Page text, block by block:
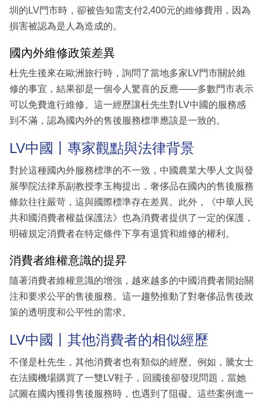
圳的LV門市時，卻被告知需支付2,400元的維修費用，因為
損害被認為是人為造成的。
國內外維修政策差異
杜先生後來在歐洲旅行時，詢問了當地多家LV門市關於維
修的事宜，結果卻是一個令人驚喜的反應——多數門市表示
可以免費進行維修。這一經歷讓杜先生對LV中國的服務感
到不滿，認為國內外的售後服務標準應該是一致的。
LV中國丨專家觀點與法律背景
對於這種國內外服務標準的不一致，中國農業大學人文與發
展學院法律系副教授李玉梅提出，奢侈品在國內的售後服務
條款往往嚴苛，這與國際標準存在差異。此外，《中華人民
共和國消費者權益保護法》也為消費者提供了一定的保護，
明確規定消費者在特定條件下享有退貨和維修的權利。
消費者維權意識的提昇
隨著消費者維權意識的增強，越來越多的中國消費者開始關
注和要求公平的售後服務。這一趨勢推動了對奢侈品售後政
策的透明度和公平性的需求。
LV中國丨其他消費者的相似經歷
不僅是杜先生，其他消費者也有類似的經歷。例如，騰女士
在法國機場購買了一雙LV鞋子，回國後卻發現問題，當她
試圖在國內獲得售後服務時，也遇到了阻礙。這些案例進一